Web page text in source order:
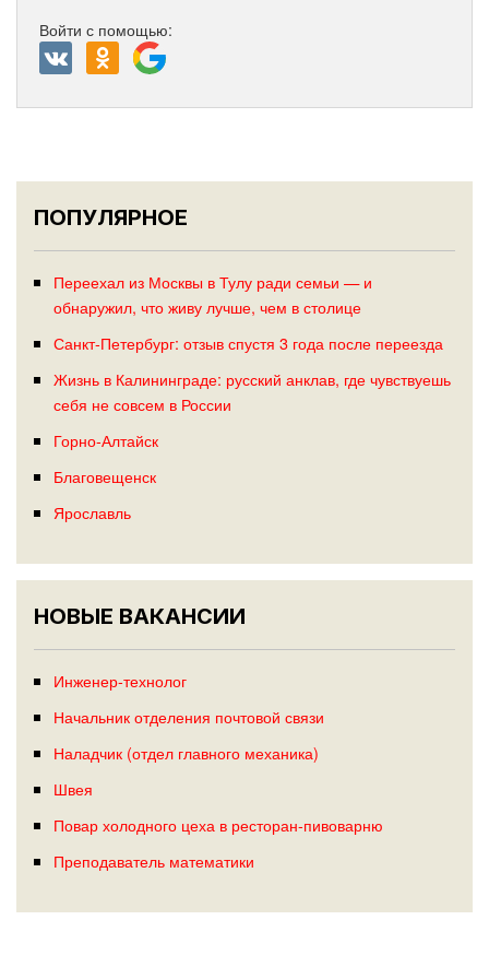
Войти с помощью:
ПОПУЛЯРНОЕ
Переехал из Москвы в Тулу ради семьи — и
обнаружил, что живу лучше, чем в столице
Санкт-Петербург: отзыв спустя 3 года после переезда
Жизнь в Калининграде: русский анклав, где чувствуешь
себя не совсем в России
Горно-Алтайск
Благовещенск
Ярославль
НОВЫЕ ВАКАНСИИ
Инженер-технолог
Начальник отделения почтовой связи
Наладчик (отдел главного механика)
Швея
Повар холодного цеха в ресторан-пивоварню
Преподаватель математики